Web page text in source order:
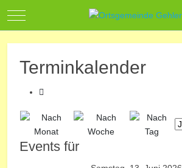
Mobile Menu Toggle
Terminkalender
Events für